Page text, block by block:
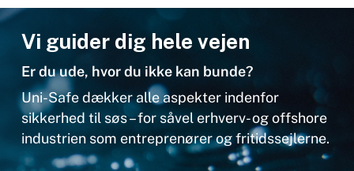
Vi guider dig hele vejen
Er du ude, hvor du ikke kan bunde?
Uni-Safe dækker alle aspekter indenfor
sikkerhed til søs – for såvel erhverv- og offshore
industrien som entreprenører og fritidssejlerne.